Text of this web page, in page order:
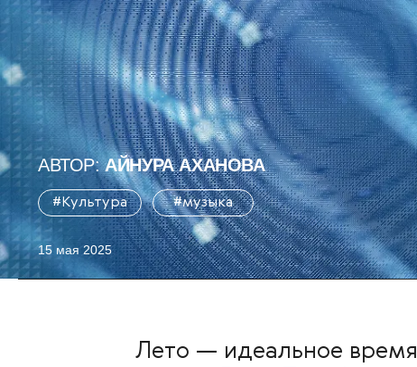
АВТОР:АЙНУРА АХАНОВА
#Культура #музыка
15 мая 2025
Лето — идеальное